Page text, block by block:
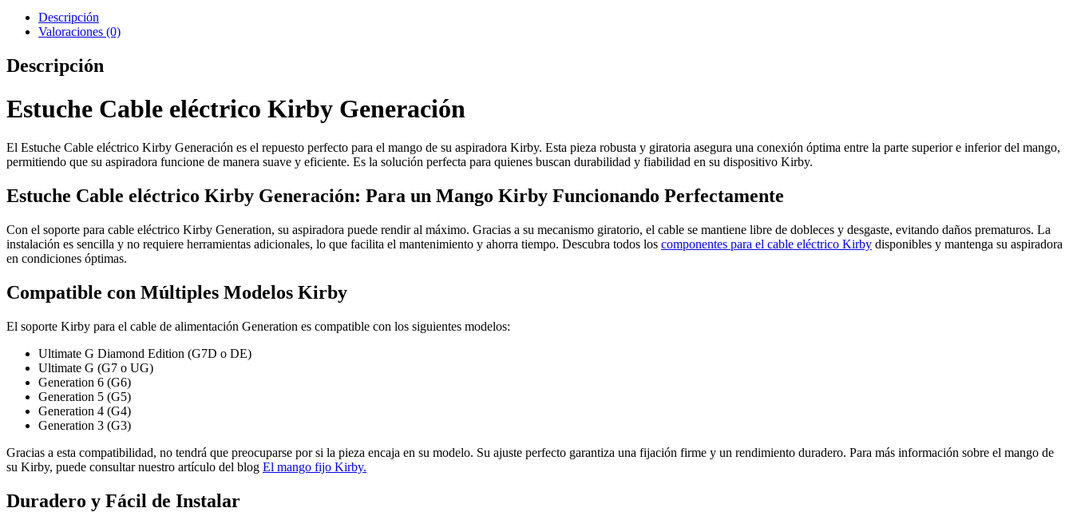
Descripción
Valoraciones (0)
Descripción
Estuche Cable eléctrico Kirby Generación
El Estuche Cable eléctrico Kirby Generación es el repuesto perfecto para el mango de su aspiradora Kirby. Esta pieza robusta y giratoria asegura una conexión óptima entre la parte superior e inferior del mango,
permitiendo que su aspiradora funcione de manera suave y eficiente. Es la solución perfecta para quienes buscan durabilidad y fiabilidad en su dispositivo Kirby.
Estuche Cable eléctrico Kirby Generación: Para un Mango Kirby Funcionando Perfectamente
Con el soporte para cable eléctrico Kirby Generation, su aspiradora puede rendir al máximo. Gracias a su mecanismo giratorio, el cable se mantiene libre de dobleces y desgaste, evitando daños prematuros. La
instalación es sencilla y no requiere herramientas adicionales, lo que facilita el mantenimiento y ahorra tiempo. Descubra todos los componentes para el cable eléctrico Kirby disponibles y mantenga su aspiradora
en condiciones óptimas.
Compatible con Múltiples Modelos Kirby
El soporte Kirby para el cable de alimentación Generation es compatible con los siguientes modelos:
Ultimate G Diamond Edition (G7D o DE)
Ultimate G (G7 o UG)
Generation 6 (G6)
Generation 5 (G5)
Generation 4 (G4)
Generation 3 (G3)
Gracias a esta compatibilidad, no tendrá que preocuparse por si la pieza encaja en su modelo. Su ajuste perfecto garantiza una fijación firme y un rendimiento duradero. Para más información sobre el mango de
su Kirby, puede consultar nuestro artículo del blog El mango fijo Kirby.
Duradero y Fácil de Instalar